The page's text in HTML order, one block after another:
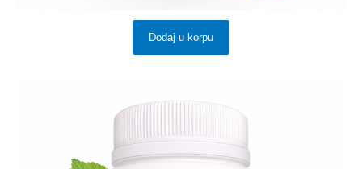
Dodaj u korpu